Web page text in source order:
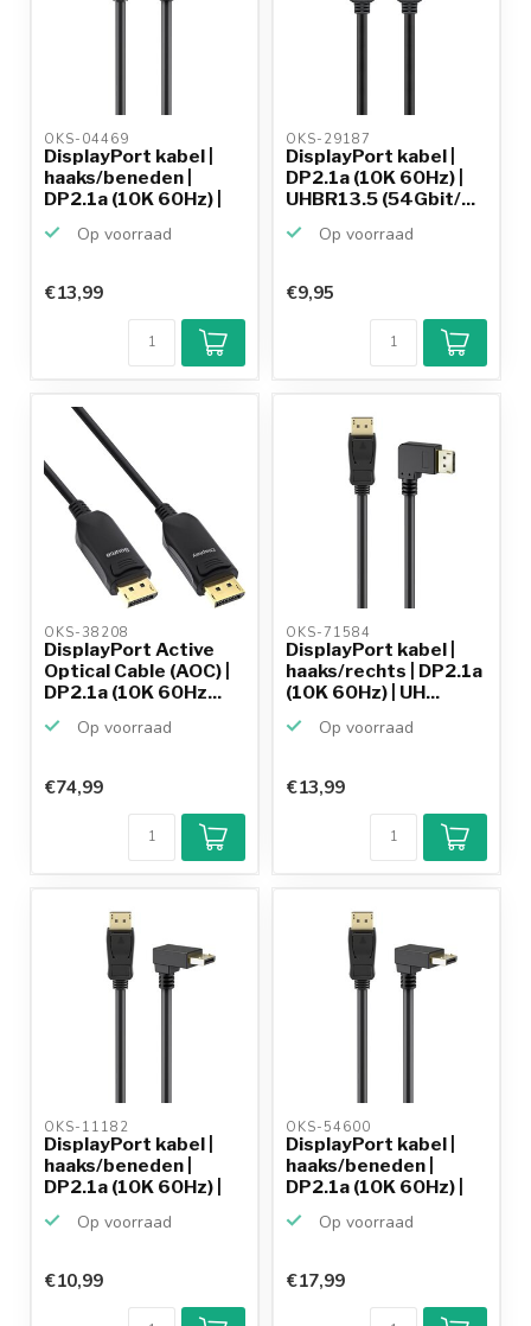
OKS-04469
DisplayPort kabel |
haaks/beneden |
DP2.1a (10K 60Hz) |
Op voorraad
€13,99
OKS-29187
DisplayPort kabel |
DP2.1a (10K 60Hz) |
UHBR13.5 (54Gbit/...
Op voorraad
€9,95
OKS-38208
DisplayPort Active
Optical Cable (AOC) |
DP2.1a (10K 60Hz...
Op voorraad
€74,99
OKS-71584
DisplayPort kabel |
haaks/rechts | DP2.1a
(10K 60Hz) | UH...
Op voorraad
€13,99
OKS-11182
DisplayPort kabel |
haaks/beneden |
DP2.1a (10K 60Hz) |
Op voorraad
€10,99
OKS-54600
DisplayPort kabel |
haaks/beneden |
DP2.1a (10K 60Hz) |
Op voorraad
€17,99